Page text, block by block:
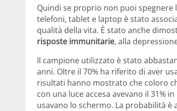
Quindi se proprio non puoi spegnere
telefoni, tablet e laptop è stato
qualità della vita. È stato anche
risposte immunitarie, alla
Il campione utilizzato è stato
anni. Oltre il 70% ha riferito di aver
risultati hanno mostrato che coloro
con una luce accesa avevano il 31%
usavano lo schermo. La probabilità è